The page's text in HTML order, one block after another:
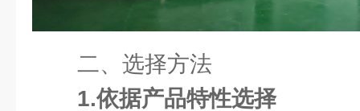
二、选择方法
1.依据产品特性选择